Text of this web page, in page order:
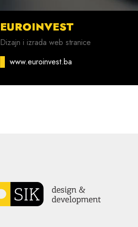
EUROINVEST
Dizajn i izrada web stranice
www.euroinvest.ba